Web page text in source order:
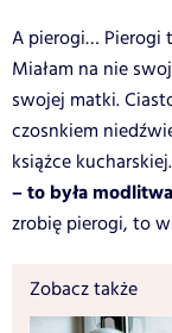
A pierogi… Pierogi
Miałam na nie
swojej matki.
czosnkiem
książce
– to była modlitwa
zrobię pierogi, to
Zobacz także